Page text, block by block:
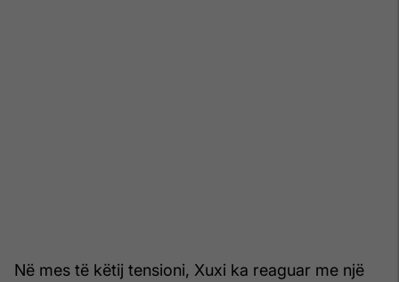
Në mes të këtij tensioni, Xuxi ka reaguar me një